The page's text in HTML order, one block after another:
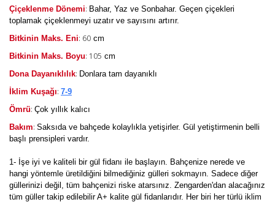
Çiçeklenme Dönemi: Bahar, Yaz ve Sonbahar. Geçen çiçekleri
toplamak çiçeklenmeyi uzatır ve sayısını artırır.
Bitkinin Maks. Eni: 60 cm
Bitkinin Maks. Boyu: 105 cm
Dona Dayanıklılık: Donlara tam dayanıklı
İklim Kuşağı: 7-9
Ömrü: Çok yıllık kalıcı
Bakım: Saksıda ve bahçede kolaylıkla yetişirler. Gül yetiştirmenin belli
başlı prensipleri vardır.
1- İşe iyi ve kaliteli bir gül fidanı ile başlayın. Bahçenize nerede ve
hangi yöntemle üretildiğini bilmediğiniz gülleri sokmayın. Sadece diğer
güllerinizi değil, tüm bahçenizi riske atarsınız. Zengarden'dan alacağınız
tüm güller takip edilebilir A+ kalite gül fidanlarıdır. Her biri her türlü iklim